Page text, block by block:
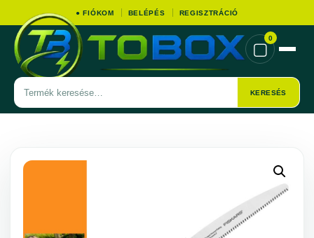
● FIÓKOM BELÉPÉS REGISZTRÁCIÓ
Termék
keresése
KERESÉS
▢
0